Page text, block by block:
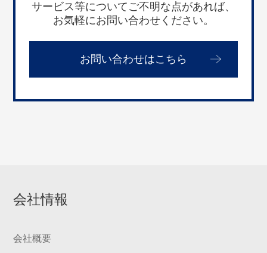
サービス等についてご不明な点があれば、
お気軽にお問い合わせください。
お問い合わせはこちら
会社情報
会社概要